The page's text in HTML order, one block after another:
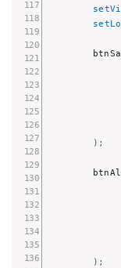
) ;
) ;